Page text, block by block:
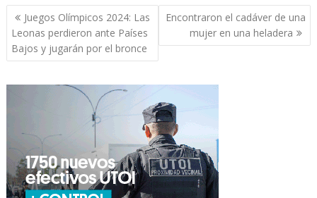
Navegación
de
entradas
Juegos Olímpicos 2024: Las
Leonas perdieron ante Países
Bajos y jugarán por el bronce
Encontraron el cadáver de una
mujer en una heladera